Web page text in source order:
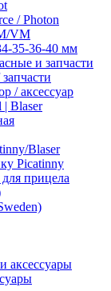
/ Photon
VM
35-36-40 мм
и запчасти
/ аксессуар
| Blaser
Blaser
Picatinny
прицела
аксессуары